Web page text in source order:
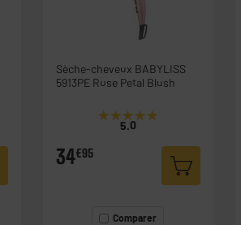
Sèche-cheveux BABYLISS
5913PE Rose Petal Blush
★★★★★
★★★★★
5.0
34€95
Comparer